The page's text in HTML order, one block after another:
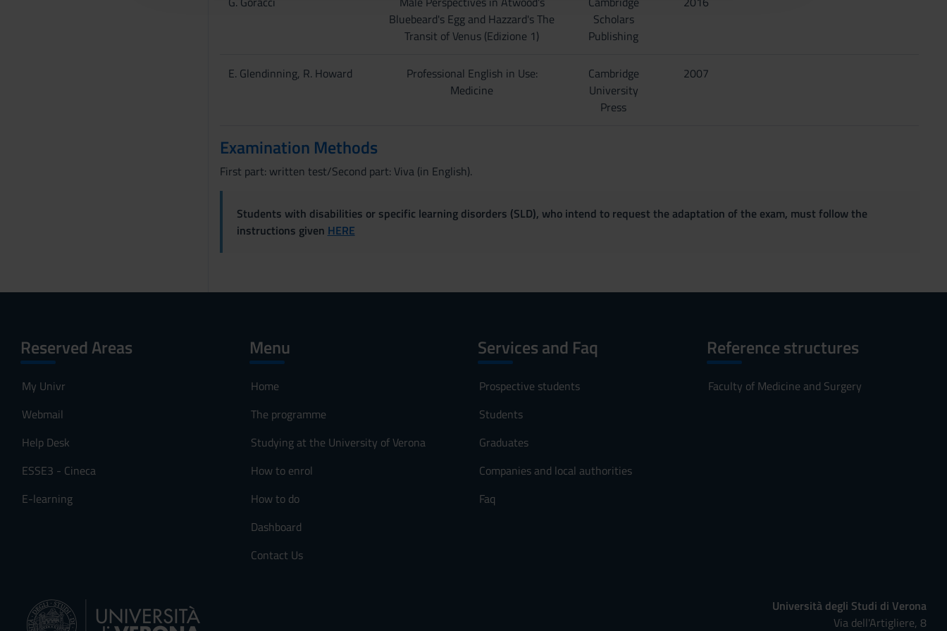
Bluebeard's Egg and Hazzard's The
Transit of Venus (Edizione 1)
Scholars
Publishing
E. Glendinning, R. Howard
Professional English in Use:
Medicine
Cambridge
University
Press
2007
Examination Methods
First part: written test/Second part: Viva (in English).
Students with disabilities or specific learning disorders (SLD), who intend to request the adaptation of the exam, must follow the
instructions given HERE
Reserved Areas
My Univr
Webmail
Help Desk
ESSE3 - Cineca
E-learning
Menu
Home
The programme
Studying at the University of Verona
How to enrol
How to do
Dashboard
Contact Us
Services and Faq
Prospective students
Students
Graduates
Companies and local authorities
Faq
Reference structures
Faculty of Medicine and Surgery
Università degli Studi di Verona
Via dell'Artigliere, 8